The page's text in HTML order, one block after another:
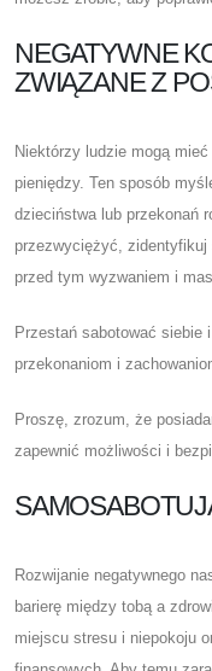
NEGATYWNE
ZWIĄZANE Z
Niektórzy ludzie mogą
pieniędzy. Ten sposób
dzieciństwa lub przekonań
przezwyciężyć,
przed tym wyzwaniem i
Przestań sabotować
przekonaniom i
Proszę, zrozum, że
zapewnić możliwości i
Rozwijanie negatywnego
barierę między tobą a
miejscu stresu i niepokoju